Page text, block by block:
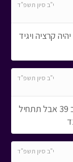
י"ב סיון תשפ"ד
שלא יהיה קרציה ויגיד
י"ב סיון תשפ"ד
אני לא יודע איך בדיוק להסביר לך את שלב 39 אבל תתחיל
י"ב סיון תשפ"ד